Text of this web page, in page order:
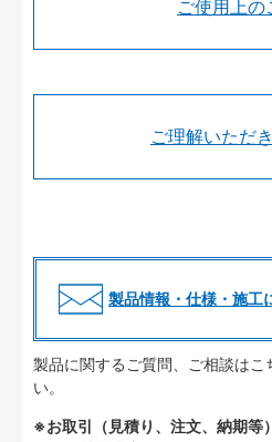
ご使用上の
ご理解いただ
製品情報・仕様・施工
製品に関するご質問、ご相談はこ
い。
※お取引（見積り、注文、納期等